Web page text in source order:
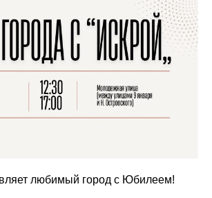
любимый город с Юбилеем!